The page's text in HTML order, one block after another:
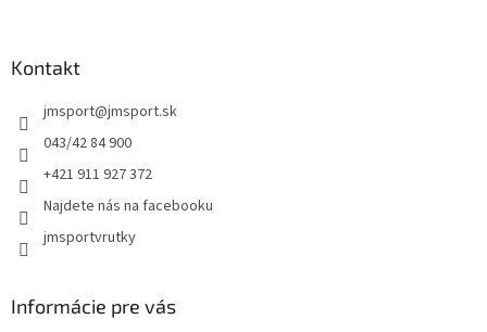
Kontakt
jmsport@jmsport.sk
043/42 84 900
+421 911 927 372
Najdete nás na facebooku
jmsportvrutky
Informácie pre vás